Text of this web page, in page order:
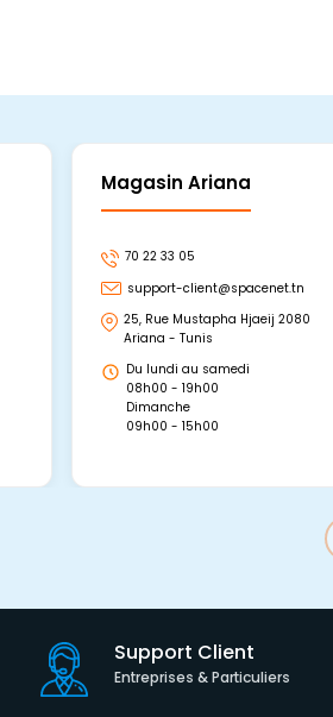
Magasin Ariana
70 22 33 05
support-client@spacenet.tn
25, Rue Mustapha Hjaeij 2080
Ariana - Tunis
Du lundi au samedi
08h00 - 19h00
Dimanche
09h00 - 15h00
Support Client
Entreprises & Particuliers